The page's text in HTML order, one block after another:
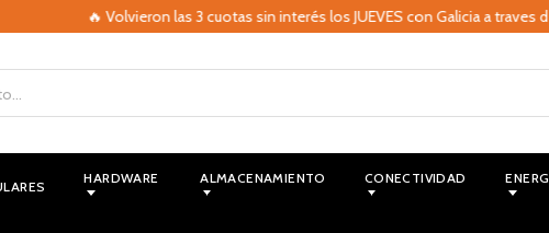
🔥 Volvieron las 3 cuotas sin interés los JUEVES con Galicia a traves de
HARDWARE ALMACENAMIENTO CONECTIVIDAD